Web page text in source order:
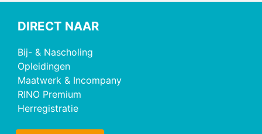
DIRECT NAAR
Bij- & Nascholing
Opleidingen
Maatwerk & Incompany
RINO Premium
Herregistratie